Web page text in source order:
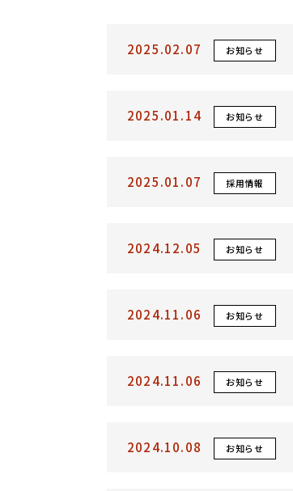
2025.02.07 お知らせ
2025.01.14 お知らせ
2025.01.07 採用情報
2024.12.05 お知らせ
2024.11.06 お知らせ
2024.11.06 お知らせ
2024.10.08 お知らせ